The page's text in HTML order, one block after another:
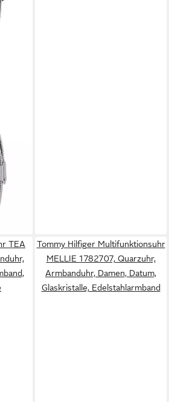
dir
TEA
Tommy Hilfiger Multifunktionsuhr
MELLIE 1782707, Quarzuhr,
Armbanduhr, Damen, Datum,
Glaskristalle, Edelstahlarmband